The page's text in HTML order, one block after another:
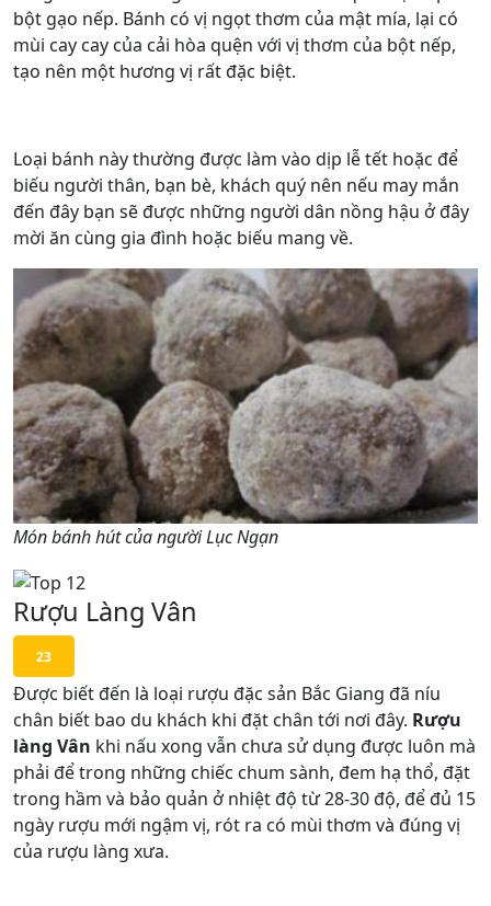
bột gạo nếp. Bánh có vị ngọt thơm của mật mía, lại có
mùi cay cay của cải hòa quện với vị thơm của bột nếp,
tạo nên một hương vị rất đặc biệt.
Loại bánh này thường được làm vào dịp lễ tết hoặc để
biếu người thân, bạn bè, khách quý nên nếu may mắn
đến đây bạn sẽ được những người dân nồng hậu ở đây
mời ăn cùng gia đình hoặc biếu mang về.
Món bánh hút của người Lục Ngạn
Rượu Làng Vân
23
Được biết đến là loại rượu đặc sản Bắc Giang đã níu
chân biết bao du khách khi đặt chân tới nơi đây. Rượu
làng Vân khi nấu xong vẫn chưa sử dụng được luôn mà
phải để trong những chiếc chum sành, đem hạ thổ, đặt
trong hầm và bảo quản ở nhiệt độ từ 28-30 độ, để đủ 15
ngày rượu mới ngậm vị, rót ra có mùi thơm và đúng vị
của rượu làng xưa.